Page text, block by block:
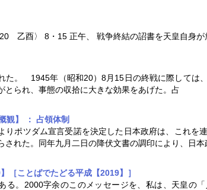
乙酉〉 8・15 正午、 戦争終結の詔書を天皇自身が
た。 1945年（昭和20）8月15日の終戦に際しては
とられ、事態の収拾に大きな効果をあげた。占
観】 ： 占領体制
りポツダム宣言受諾を決定した日本政府は、これを
された。同年九月二日の降伏文書の調印により、日本
［ことばでたどる平成【2019】］
る。2000字余のこのメッセージを、私は、天皇の